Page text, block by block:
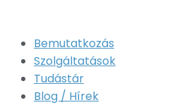
Bemutatkozás
Szolgáltatások
Tudástár
Blog / Hírek